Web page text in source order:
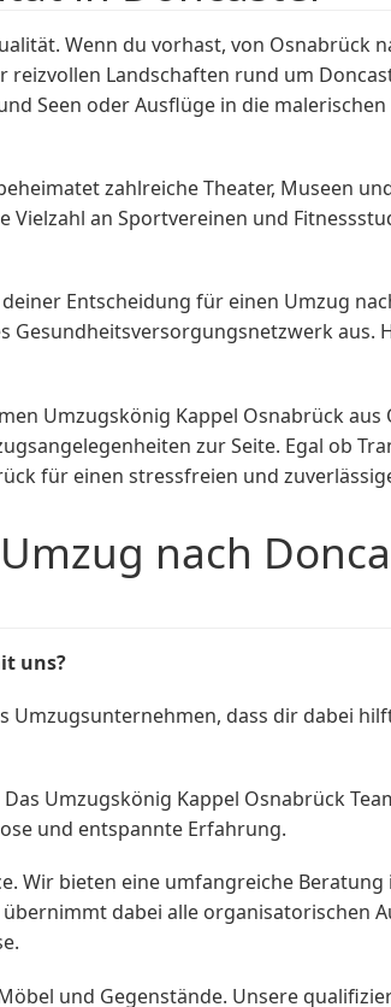
Wenn du vorhast, von Osnabrück
reizvollen Landschaften rund um
Seen oder Ausflüge in die
zahlreiche Theater, Museen
an Sportvereinen und
Entscheidung für einen Umzug
aus.
Umzugskönig Kappel Osnabrück
zur Seite. Egal ob
für einen stressfreien und
nach
uns?
dass dir dabei
Umzugskönig Kappel Osnabrück
und entspannte Erfahrung.
Wir bieten eine umfangreiche Beratung
dabei alle organisatorischen
und Gegenstände. Unsere